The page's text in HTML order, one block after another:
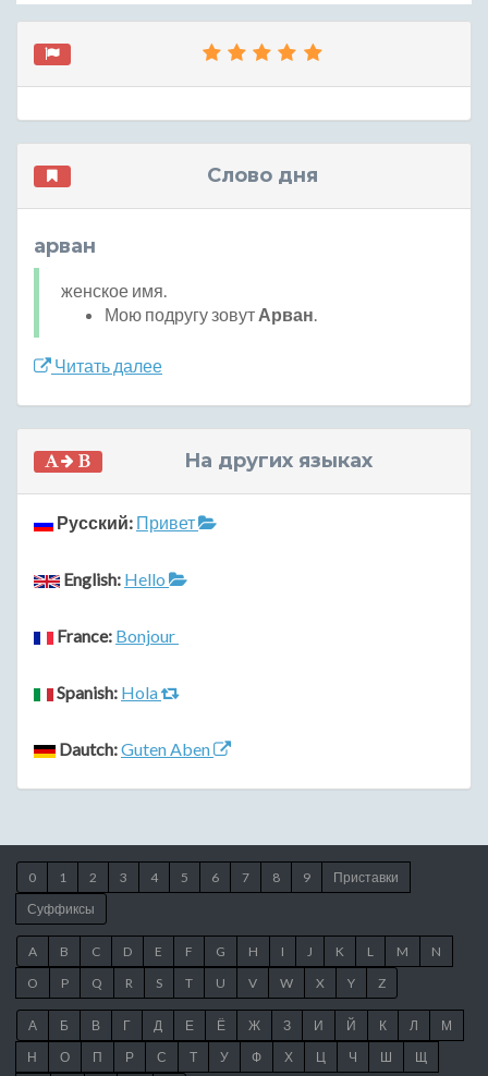
Слово дня
арван
женское имя.
Мою подругу зовут Арван.
Читать далее
На других языках
Русский: Привет
English: Hello
France: Bonjour
Spanish: Hola
Dautch:Guten Aben
0 1 2 3 4 5 6 7 8 9
Приставки
Суффиксы
A B C D E F G H I J K L M
N
O
P Q R S T U V W X Y Z
А Б В Г Д Е Ё Ж З И Й К Л
М
Н
О П Р С Т У Ф Х Ц Ч Ш Щ